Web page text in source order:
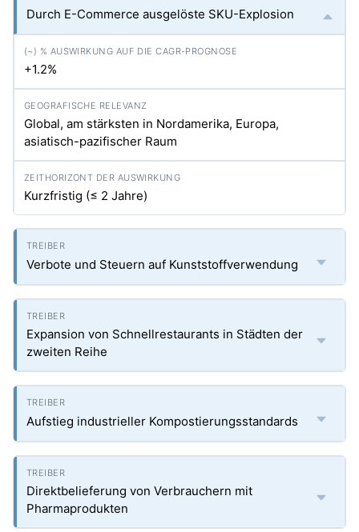
Durch E-Commerce ausgelöste SKU-Explosion
+1.2%
Global, am stärksten in Nordamerika, Europa,
asiatisch-pazifischer Raum
Kurzfristig (≤ 2 Jahre)
Verbote und Steuern auf Kunststoffverwendung
Expansion von Schnellrestaurants in Städten der
zweiten Reihe
Aufstieg industrieller Kompostierungsstandards
Direktbelieferung von Verbrauchern mit
Pharmaprodukten